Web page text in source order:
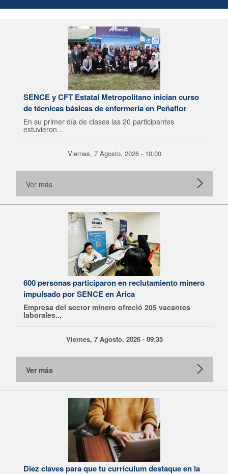
SENCE y CFT Estatal Metropolitano inician curso
de técnicas básicas de enfermería en Peñaflor
En su primer día de clases las 20 participantes
estuvieron...
Viernes, 7 Agosto, 2026 - 10:00
Ver más
600 personas participaron en reclutamiento minero
impulsado por SENCE en Arica
Empresa del sector minero ofreció 205 vacantes
laborales...
Viernes, 7 Agosto, 2026 - 09:35
Ver más
Diez claves para que tu currículum destaque en la